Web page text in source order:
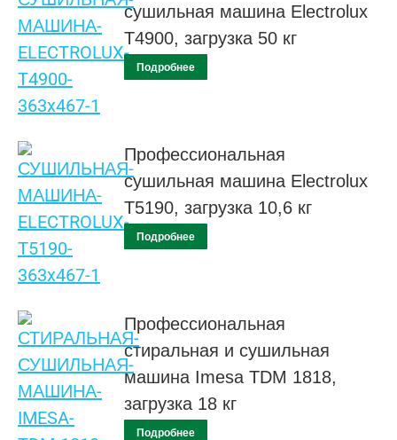
сушильная машина Electrolux
T4900, загрузка 50 кг
Подробнее
Профессиональная
сушильная машина Electrolux
Т5190, загрузка 10,6 кг
Подробнее
Профессиональная
стиральная и сушильная
машина Imesa TDM 1818,
загрузка 18 кг
Подробнее